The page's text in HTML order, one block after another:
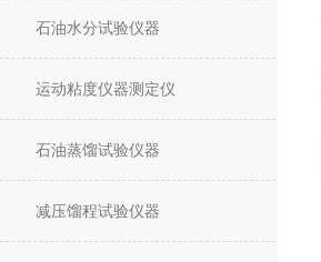
石油水分试验仪器
运动粘度仪器测定仪
石油蒸馏试验仪器
减压馏程试验仪器